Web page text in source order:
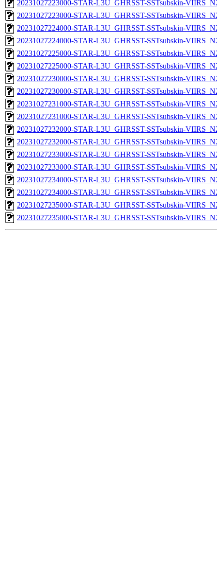
20231027223000-STAR-L3U_GHRSST-SSTsubskin-
20231027223000-STAR-L3U_GHRSST-SSTsubskin-
20231027224000-STAR-L3U_GHRSST-SSTsubskin-
20231027224000-STAR-L3U_GHRSST-SSTsubskin-
20231027225000-STAR-L3U_GHRSST-SSTsubskin-
20231027225000-STAR-L3U_GHRSST-SSTsubskin-
20231027230000-STAR-L3U_GHRSST-SSTsubskin-
20231027230000-STAR-L3U_GHRSST-SSTsubskin-
20231027231000-STAR-L3U_GHRSST-SSTsubskin-
20231027231000-STAR-L3U_GHRSST-SSTsubskin-
20231027232000-STAR-L3U_GHRSST-SSTsubskin-
20231027232000-STAR-L3U_GHRSST-SSTsubskin-
20231027233000-STAR-L3U_GHRSST-SSTsubskin-
20231027233000-STAR-L3U_GHRSST-SSTsubskin-
20231027234000-STAR-L3U_GHRSST-SSTsubskin-
20231027234000-STAR-L3U_GHRSST-SSTsubskin-
20231027235000-STAR-L3U_GHRSST-SSTsubskin-
20231027235000-STAR-L3U_GHRSST-SSTsubskin-